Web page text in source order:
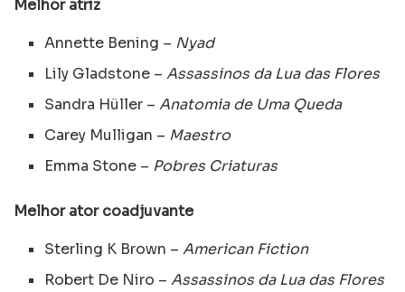
Melhor atriz
Annette Bening – Nyad
Lily Gladstone –Assassinos da Lua das Flores
Sandra Hüller –Anatomia de Uma Queda
Carey Mulligan – Maestro
Emma Stone – Pobres Criaturas
Melhor ator coadjuvante
Sterling K Brown –American Fiction
Robert De Niro –Assassinos da Lua das Flores